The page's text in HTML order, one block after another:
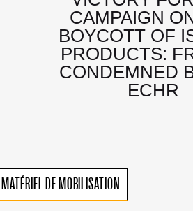
CAMPAIGN
BOYCOTT OF
PRODUCTS:
CONDEMNED
ECHR
MATÉRIEL DE MOBILISATION